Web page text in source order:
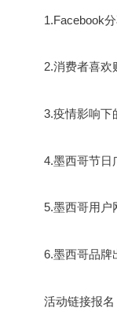
1.Facebook
2.消费者喜欢
3.疫情影响下
4.墨西哥节日
5.墨西哥用户
6.墨西哥品牌
活动链接报名